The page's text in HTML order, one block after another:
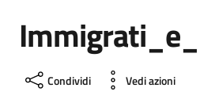
Condividi Vedi azioni